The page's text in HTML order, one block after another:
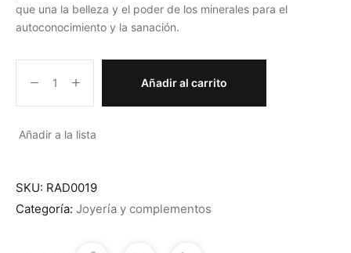
que una la belleza y el poder de los minerales para el
autoconocimiento y la sanación.
Añadir al carrito
Añadir a la lista
SKU: RAD0019
Categoría: Joyería y complementos